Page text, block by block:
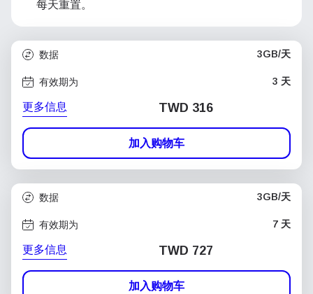
每天重置。
数据 3GB/天
有效期为 3 天
更多信息 TWD 316
加入购物车
数据 3GB/天
有效期为 7 天
更多信息 TWD 727
加入购物车